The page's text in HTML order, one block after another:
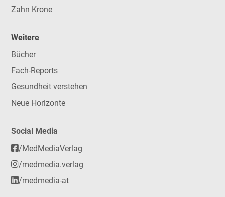
Zahn Krone
Weitere
Bücher
Fach-Reports
Gesundheit verstehen
Neue Horizonte
Social Media
/MedMediaVerlag
/medmedia.verlag
/medmedia-at